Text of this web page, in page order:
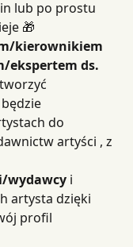
lub po prostu
🎁
kierownikiem
ekspertem ds.
do
artyści , z
wydawcy i
artysta dzięki
profil